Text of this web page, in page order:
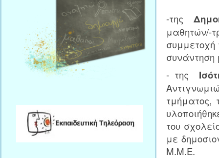
-της
συμμετοχή
συνάντηση
- της
τμήματος,
του
με
Μ.Μ.Ε.